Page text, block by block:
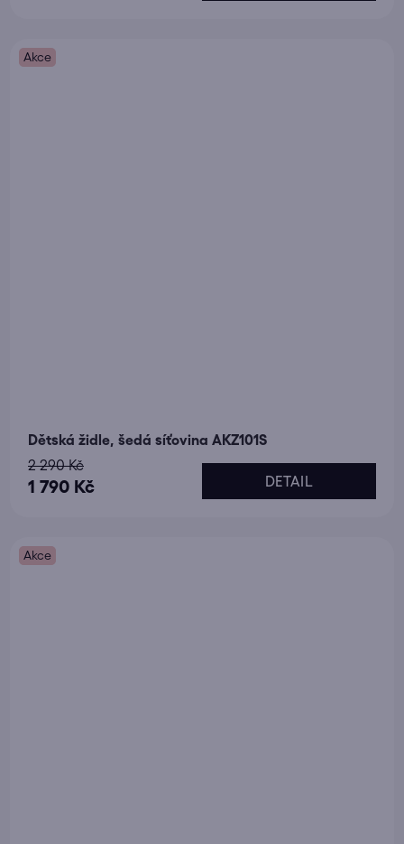
Akce
Dětská židle, šedá síťovina AKZ101S
1 790 Kč
2 290 Kč
DETAIL
Akce